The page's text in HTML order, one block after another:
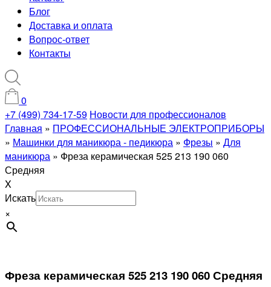
Блог
Доставка и оплата
Вопрос-ответ
Контакты
0
+7 (499) 734-17-59 Новости для профессионалов
Главная » ПРОФЕССИОНАЛЬНЫЕ ЭЛЕКТРОПРИБОРЫ
» Машинки для маникюра - педикюра » Фрезы » Для
маникюра » Фреза керамическая 525 213 190 060
Средняя
X
Искать
×
Фреза керамическая 525 213 190 060 Средняя